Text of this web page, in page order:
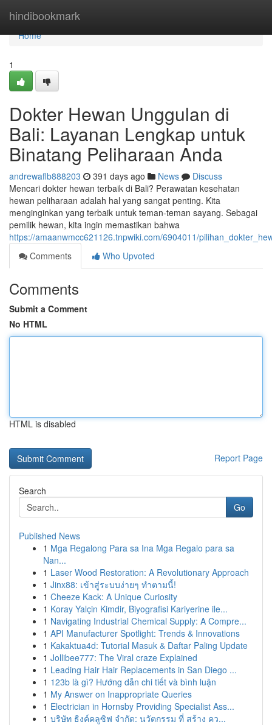
hindibookmark
Home
Home
1
Dokter Hewan Unggulan di
Bali: Layanan Lengkap untuk
Binatang Peliharaan Anda
andrewaflb888203 391 days ago News
Discuss
Mencari dokter hewan terbaik di Bali? Perawatan kesehatan
hewan peliharaan adalah hal yang sangat penting. Kita
menginginkan yang terbaik untuk teman-teman sayang. Sebagai
pemilik hewan, kita ingin memastikan bahwa
https://amaanwmcc621126.tnpwiki.com/6904011/
Comments
Who Upvoted
Comments
Submit a Comment
No HTML
HTML is disabled
Report Page
Search
Go
Published News
1 Mga Regalong Para sa Ina Mga Regalo para sa
Nan...
1 Laser Wood Restoration: A Revolutionary Approach
1 Jinx88: เข้าสู่ระบบง่ายๆ ทำตามนี้!
1 Cheeze Kack: A Unique Curiosity
1 Koray Yalçin Kimdir, Biyografisi Kariyerine ile...
1 Navigating Industrial Chemical Supply: A Compre...
1 API Manufacturer Spotlight: Trends & Innovations
1 Kakaktua4d: Tutorial Masuk & Daftar Paling Update
1 Jollibee777: The Viral craze Explained
1 Leading Hair Hair Replacements in San Diego ...
1 123b là gì? Hướng dẫn chi tiết và bình luận
1 My Answer on Inappropriate Queries
1 Electrician in Hornsby Providing Specialist Ass...
1 บริษัท ธิงค์คลูซิฟ จำกัด: นวัตกรรม ที่ สร้าง คว...